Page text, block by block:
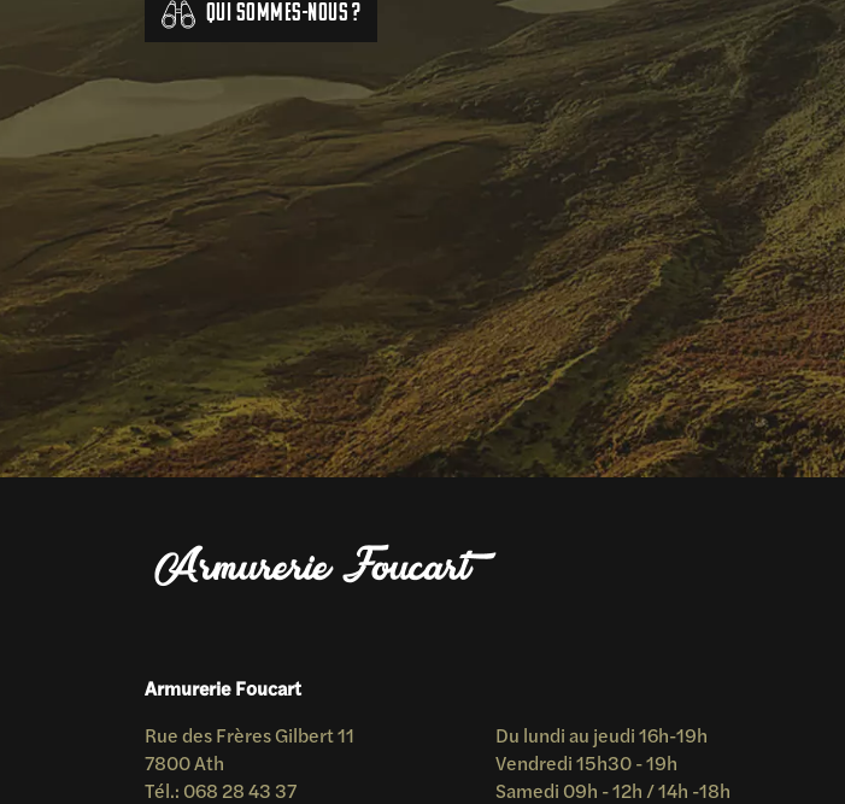
Qui sommes-nous ?
Armurerie Foucart
Rue des Frères Gilbert 11
7800 Ath
Tél.: 068 28 43 37
Du lundi au jeudi 16h-19h
Vendredi 15h30 - 19h
Samedi 09h - 12h / 14h -18h